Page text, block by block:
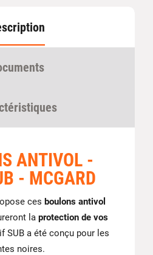
ANTIVOL -
- MCGARD
ces boulons antivol
la protection de vos
SUB a été conçu pour les
noires.